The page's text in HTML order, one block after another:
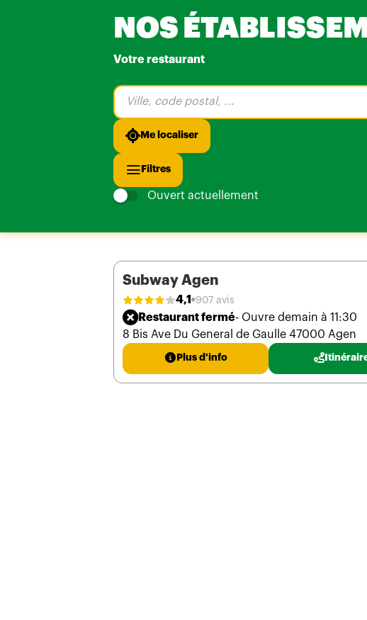
NOS
Votre restaurant
Veuillez
renseigner
une
adresse
Me localiser
Filtres
Ouvert actuellement
Subway Agen
4,1 907 avis
Restaurant fermé- Ouvre demain à 11:30
8 Bis Ave Du General de Gaulle 47000 Agen
Plus d'info